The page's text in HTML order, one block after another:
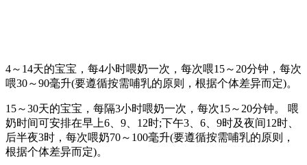
4～14天的宝宝，每4小时喂奶一次，每次喂15～20分钟，每次
喂30～90毫升(要遵循按需哺乳的原则，根据个体差异而定)。
15～30天的宝宝，每隔3小时喂奶一次，每次15～20分钟。 喂
奶时间可安排在早上6、9、12时;下午3、6、9时及夜间12时、
后半夜3时，每次喂奶70～100毫升(要遵循按需哺乳的原则，
根据个体差异而定)。